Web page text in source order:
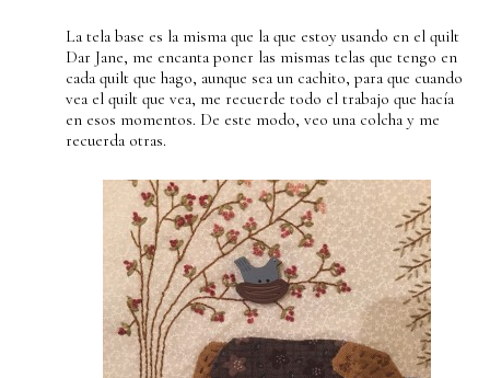
La tela base es la misma que la que estoy usando en el quilt
Dar Jane, me encanta poner las mismas telas que tengo en
cada quilt que hago, aunque sea un cachito, para que cuando
vea el quilt que vea, me recuerde todo el trabajo que hacía
en esos momentos. De este modo, veo una colcha y me
recuerda otras.